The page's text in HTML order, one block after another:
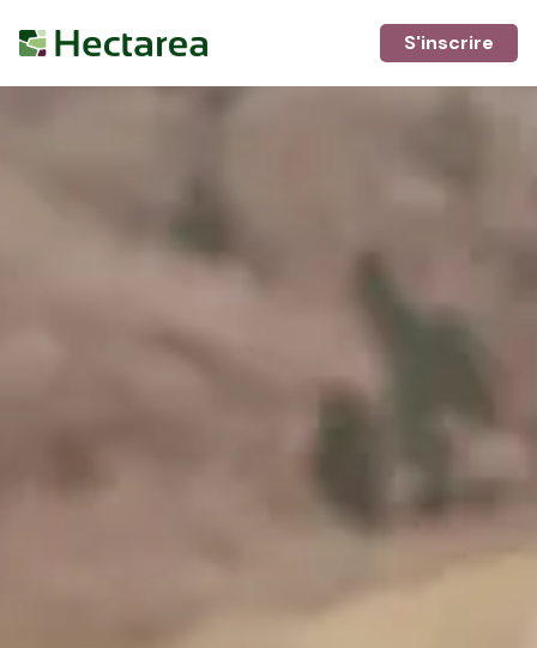
S'inscrire